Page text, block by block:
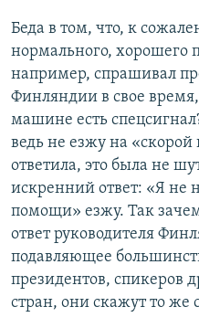
Беда в том, что, к
нормального, хорошего
например, спрашивал
Финляндии в свое
машине есть
ведь не езжу на
ответила, это была не
искренний ответ: «Я не
помощи» езжу. Так
ответ руководителя
подавляющее
президентов, спикеров
стран, они скажут то же